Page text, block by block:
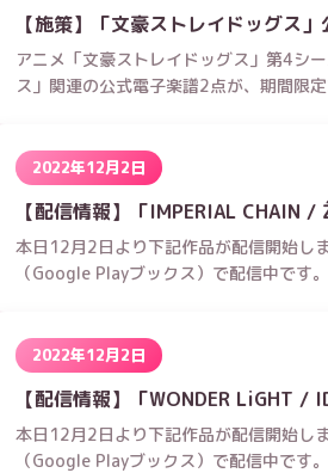
【施策】「文豪ストレイドッグス
アニメ「文豪ストレイドッグス」第4シ
ス」関連の公式電子楽譜2点が、期間限
2022年12月2日
【配信情報】「IMPERIAL CHAIN /
本日12月2日より下記作品が配信開始し
（Google Playブックス）で配信中です。
2022年12月2日
【配信情報】「WONDER LiGHT /
本日12月2日より下記作品が配信開始し
（Google Playブックス）で配信中です。